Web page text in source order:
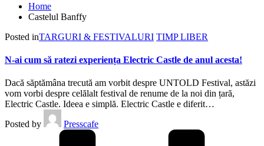
Home
Castelul Banffy
Posted inTARGURI & FESTIVALURI TIMP LIBER
N-ai cum să ratezi experiența Electric Castle de anul acesta!
Dacă săptămâna trecută am vorbit despre UNTOLD Festival, astăzi
vom vorbi despre celălalt festival de renume de la noi din țară,
Electric Castle. Ideea e simplă. Electric Castle e diferit…
Posted by
Presscafe